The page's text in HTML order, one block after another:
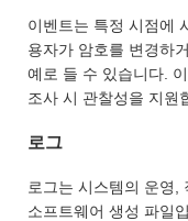
이벤트는 특정 시점에
용자가 암호를 변경하
예로 들 수 있습니다.
조사 시 관찰성을 지원
로그
로그는 시스템의 운영,
소프트웨어 생성 파일